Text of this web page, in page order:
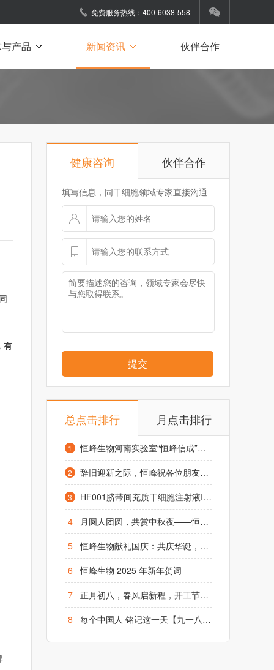
免费服务热线：400-6038-558
产品 新闻资讯 伙伴合作
有
健康咨询 伙伴合作
填写信息，同干细胞领域专家直接沟通
提交
总点击排行 月点击排行
1 恒峰生物河南实验室“恒峰信成”项目启动仪式在凤泉区举行
2 辞旧迎新之际，恒峰祝各位朋友元旦快乐，阖家幸福！
3
HF001脐带间充质干细胞注射液IND获受理，1.2亿糖友或迎来治疗“新希望”
4
月圆人团圆，共赏中秋夜——恒峰生物致全体同仁及合作伙伴的中秋祝福
5
恒峰生物献礼国庆：共庆华诞，祈愿昌盛
6
恒峰生物 2025 年新年贺词
7
正月初八，春风启新程，开工节节高！
8
每个中国人 铭记这一天【九一八】勿忘国耻、铭记历史